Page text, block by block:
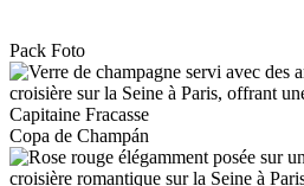
Pack Foto
Copa de Champán